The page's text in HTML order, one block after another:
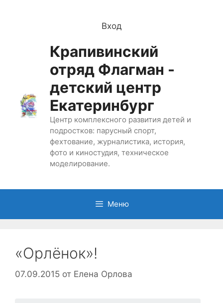
Вход
Крапивинский
отряд Флагман -
детский центр
Екатеринбург
Центр комплексного развития детей и
подростков: парусный спорт,
фехтование, журналистика, история,
фото и киностудия, техническое
моделирование.
Меню
«Орлёнок»!
07.09.2015 от Елена Орлова